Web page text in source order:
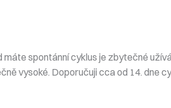
spontánní cyklus je zbytečné
vysoké. Doporučuji cca od 14. dne